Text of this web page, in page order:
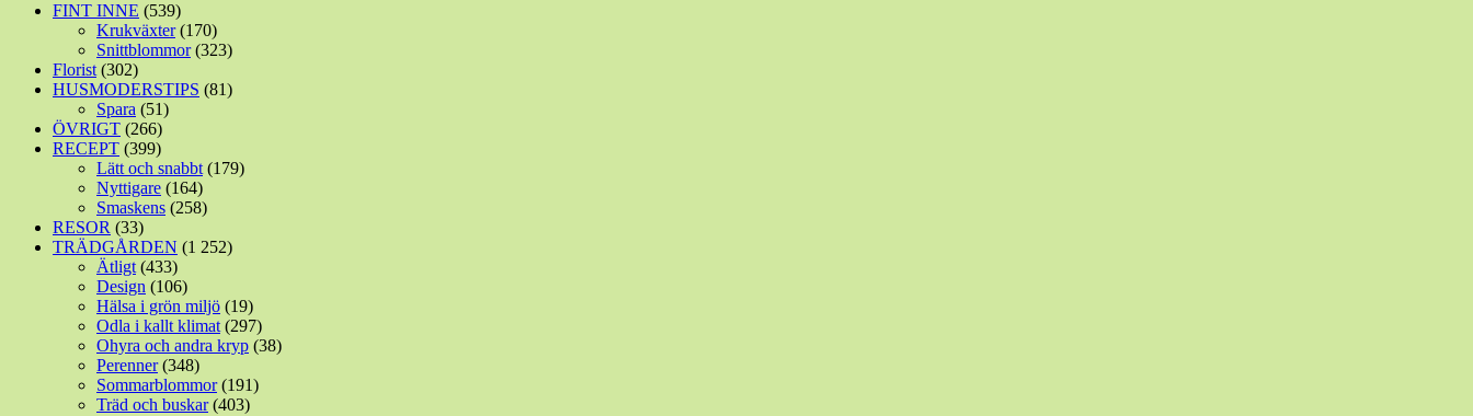
FINT INNE (539)
Krukväxter(170)
Snittblommor(323)
Florist (302)
HUSMODERSTIPS (81)
Spara (51)
ÖVRIGT (266)
RECEPT (399)
Lätt och snabbt (179)
Nyttigare (164)
Smaskens (258)
RESOR (33)
TRÄDGÅRDEN (1 252)
Ätligt (433)
Design (106)
Hälsa i grön miljö (19)
Odla i kallt klimat (297)
Ohyra och andra kryp (38)
Perenner(348)
Sommarblommor(191)
Träd och buskar(403)